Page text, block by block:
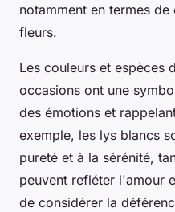
notamment en termes
fleurs.
Les couleurs et espèces
occasions ont une
des émotions et
exemple, les lys blancs
pureté et à la sérénité,
peuvent refléter l'amour
de considérer la